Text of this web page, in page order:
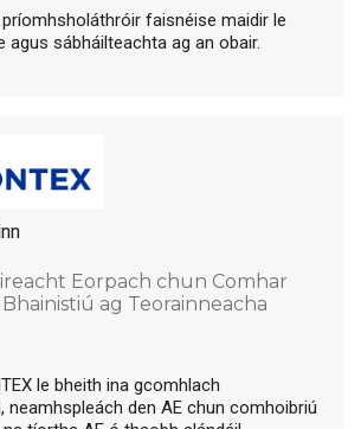
príomhsholáthróir faisnéise maidir le
agus sábháilteachta ag an obair.
Eorpach chun Comhar
ag Teorainneacha
le bheith ina gcomhlach
neamhspleách den AE chun comhoibriú